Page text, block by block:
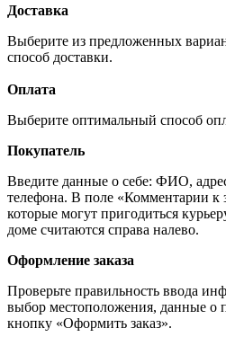
Доставка
Выберите из предложенных
способ доставки.
Оплата
Выберите оптимальный способ
Покупатель
Введите данные о себе: ФИО,
телефона. В поле «Комментарии к
которые могут пригодиться
доме считаются справа налево.
Оформление заказа
Проверьте правильность ввода
выбор местоположения, данные о
кнопку «Оформить заказ».